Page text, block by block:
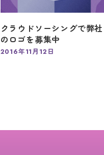
クラウドソーシングで弊社
のロゴを募集中
2016年11月12日